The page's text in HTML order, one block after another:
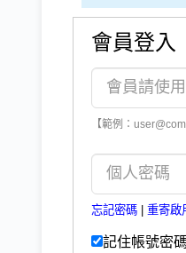
會員登入
【範例：
忘記密碼 重寄啟
記住帳號密碼